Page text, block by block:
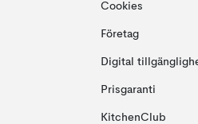
Cookies
Företag
Digital
Prisgaranti
KitchenClub